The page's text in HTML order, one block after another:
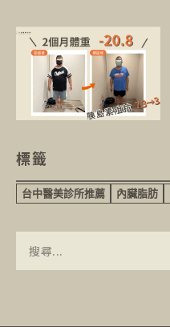
標籤
台中醫美診所推薦 內臟脂肪